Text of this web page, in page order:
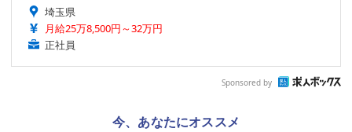
埼玉県
月給25万8,500円～32万円
正社員
Sponsored by
今、あなたにオススメ